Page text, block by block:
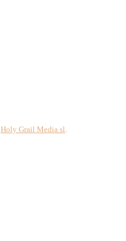
Holy Grail Media sl